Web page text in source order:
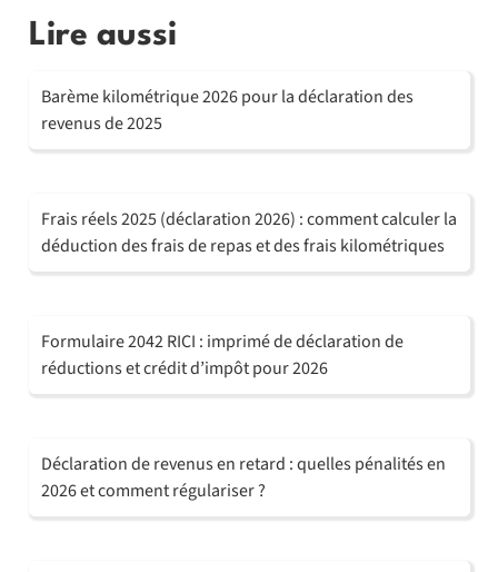
Lire aussi
Barème kilométrique 2026 pour la déclaration des
revenus de 2025
Frais réels 2025 (déclaration 2026) : comment calculer la
déduction des frais de repas et des frais kilométriques
Formulaire 2042 RICI : imprimé de déclaration de
réductions et crédit d’impôt pour 2026
Déclaration de revenus en retard : quelles pénalités en
2026 et comment régulariser ?